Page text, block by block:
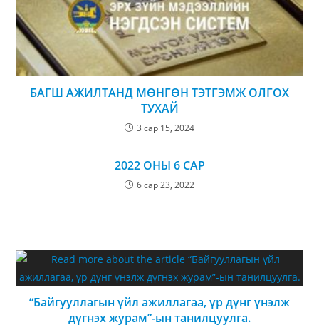
БАГШ АЖИЛТАНД МӨНГӨН ТЭТГЭМЖ ОЛГОХ
ТУХАЙ
3 сар 15, 2024
2022 ОНЫ 6 САР
6 сар 23, 2022
“Байгууллагын үйл ажиллагаа, үр дүнг үнэлж
дүгнэх журам”-ын танилцуулга.